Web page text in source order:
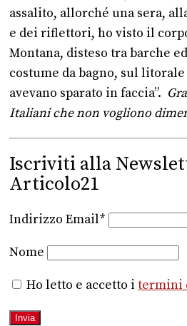
assalito, allorché una sera,
e dei riflettori, ho visto il
Montana, disteso tra barche
costume da bagno, sul
avevano sparato in faccia”.
Italiani che non vogliono
Iscriviti alla
Articolo21
Indirizzo Email*
Nome
Ho letto e accetto i termini